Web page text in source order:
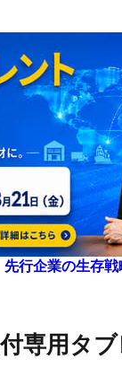
行企業の生存